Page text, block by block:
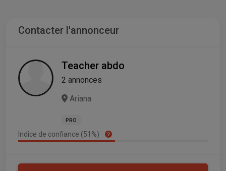
Contacter l'annonceur
Teacher abdo
2 annonces
Ariana
PRO
Indice de confiance (51%)